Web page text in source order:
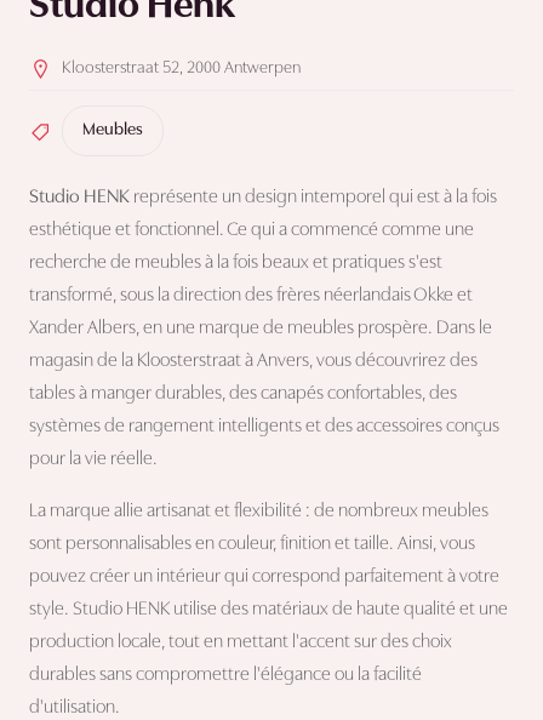
Kloosterstraat 52, 2000 Antwerpen
Meubles
Studio HENK représente un design intemporel qui est à la fois
esthétique et fonctionnel. Ce qui a commencé comme une
recherche de meubles à la fois beaux et pratiques s'est
transformé, sous la direction des frères néerlandais Okke et
Xander Albers, en une marque de meubles prospère. Dans le
magasin de la Kloosterstraat à Anvers, vous découvrirez des
tables à manger durables, des canapés confortables, des
systèmes de rangement intelligents et des accessoires conçus
pour la vie réelle.
La marque allie artisanat et flexibilité : de nombreux meubles
sont personnalisables en couleur, finition et taille. Ainsi, vous
pouvez créer un intérieur qui correspond parfaitement à votre
style. Studio HENK utilise des matériaux de haute qualité et une
production locale, tout en mettant l'accent sur des choix
durables sans compromettre l'élégance ou la facilité
d'utilisation.